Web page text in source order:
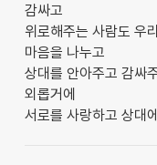
감싸고
위로해주는 사람도 우
마음을 나누고
상대를 안아주고 감싸
외롭거에
서로를 사랑하고 상대